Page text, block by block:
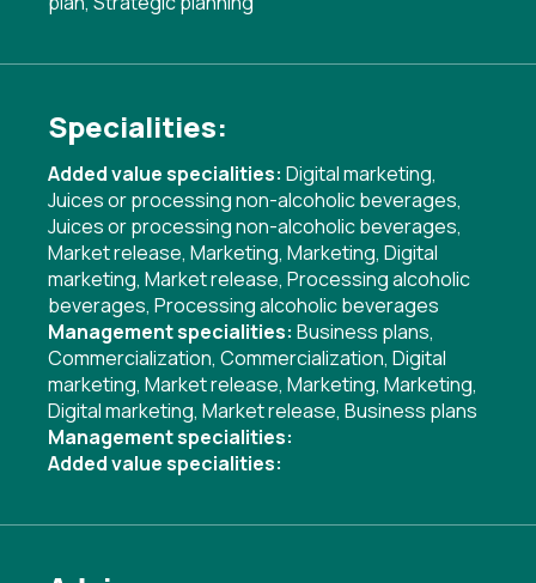
Specialities:
Added value specialities: Digital marketing,
Juices or processing non-alcoholic beverages,
Juices or processing non-alcoholic beverages,
Market release, Marketing, Marketing, Digital
marketing, Market release, Processing alcoholic
beverages, Processing alcoholic beverages
Management specialities: Business plans,
Commercialization, Commercialization, Digital
marketing, Market release, Marketing, Marketing,
Digital marketing, Market release, Business plans
Management specialities:
Added value specialities: